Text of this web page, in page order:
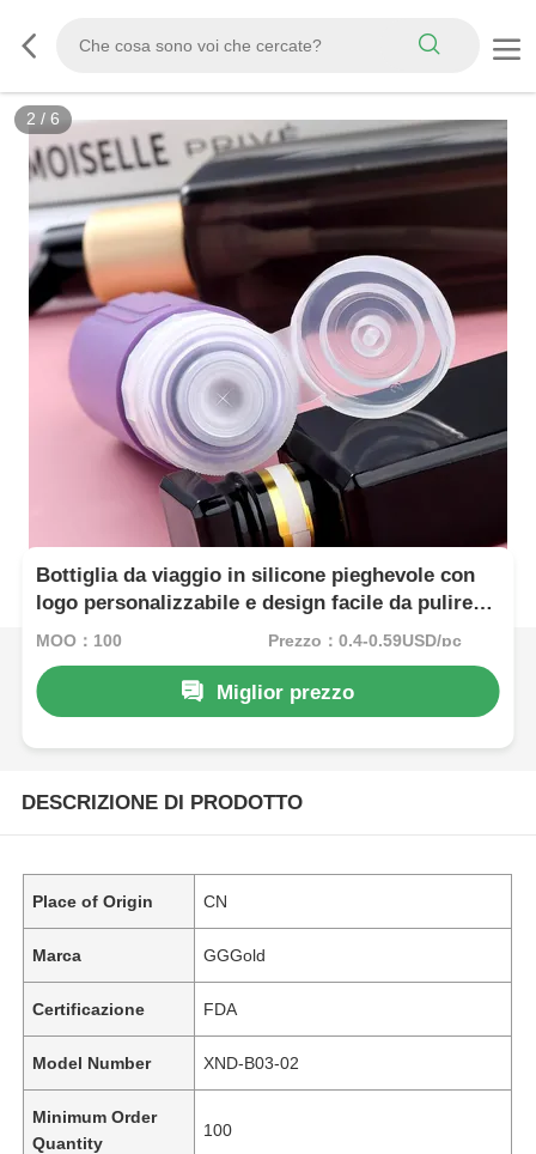
2 / 6
Bottiglia da viaggio in silicone pieghevole con
logo personalizzabile e design facile da pulire
per viaggi senza problemi
MOQ：100 Prezzo：0.4-0.59USD/pc
Miglior prezzo
DESCRIZIONE DI PRODOTTO
Place of Origin CN
Marca GGGold
Certificazione FDA
Model Number XND-B03-02
Minimum Order
Quantity
100